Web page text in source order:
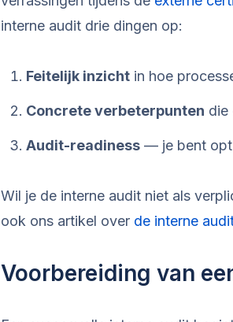
interne audit drie dingen op:
Feitelijk inzicht in hoe
Concrete verbeterpunten die
Audit-readiness — je bent
Wil je de interne audit niet als
ook ons artikel over de interne
Voorbereiding van